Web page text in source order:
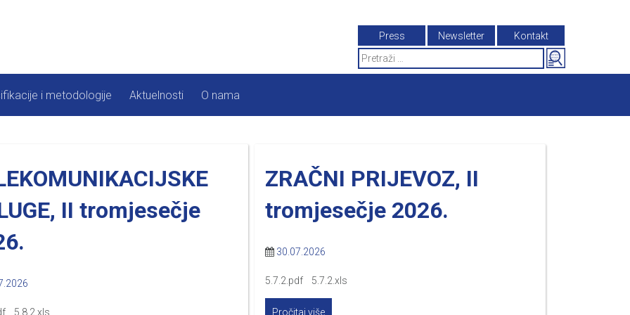
Press Newsletter
Kontakt
Search
for:
i metodologije Aktuelnosti O nama
II tromjesečje
5.8.2.xls
ZRAČNI PRIJEVOZ, II
tromjesečje 2026.
30.07.2026
5.7.2.pdf 5.7.2.xls
Pročitaj više